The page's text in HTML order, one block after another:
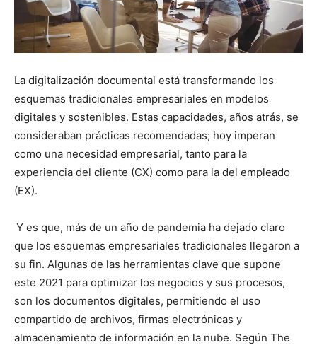
La digitalización documental está transformando los
esquemas tradicionales empresariales en modelos
digitales y sostenibles. Estas capacidades, años atrás, se
consideraban prácticas recomendadas; hoy imperan
como una necesidad empresarial, tanto para la
experiencia del cliente (CX) como para la del empleado
(EX).
Y es que, más de un año de pandemia ha dejado claro
que los esquemas empresariales tradicionales llegaron a
su fin. Algunas de las herramientas clave que supone
este 2021 para optimizar los negocios y sus procesos,
son los documentos digitales, permitiendo el uso
compartido de archivos, firmas electrónicas y
almacenamiento de información en la nube. Según The